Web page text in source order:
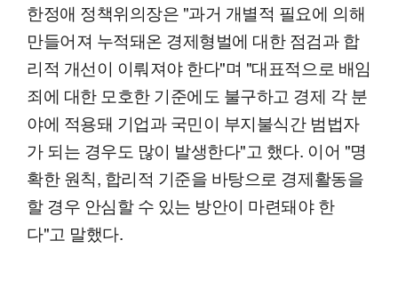
한정애 정책위의장은 "과거 개별적 필요에 의해
만들어져 누적돼온 경제형벌에 대한 점검과 합
리적 개선이 이뤄져야 한다"며 "대표적으로 배임
죄에 대한 모호한 기준에도 불구하고 경제 각 분
야에 적용돼 기업과 국민이 부지불식간 범법자
가 되는 경우도 많이 발생한다"고 했다. 이어 "명
확한 원칙, 합리적 기준을 바탕으로 경제활동을
할 경우 안심할 수 있는 방안이 마련돼야 한
다"고 말했다.